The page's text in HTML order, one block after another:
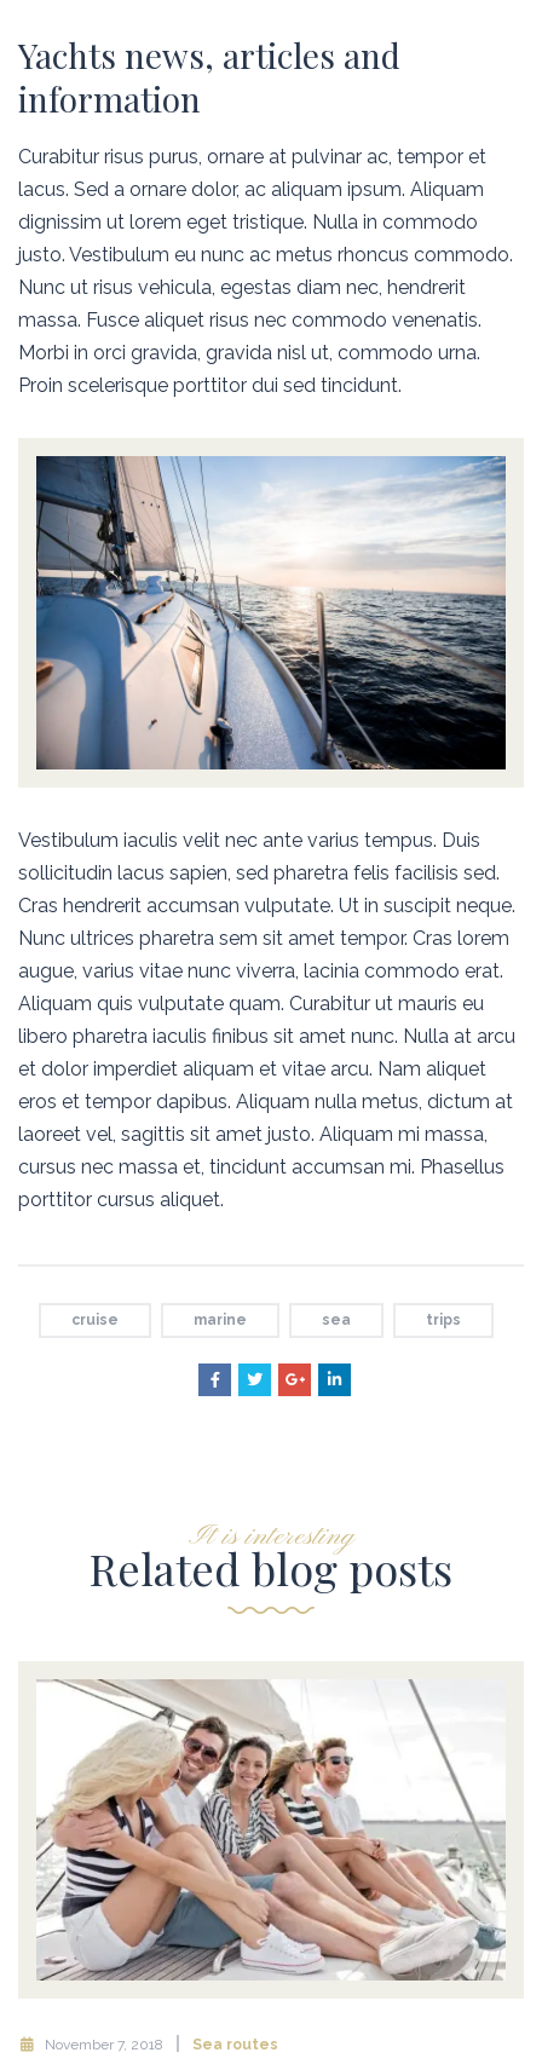
Yachts news, articles and
information
Curabitur risus purus, ornare at pulvinar ac, tempor et
lacus. Sed a ornare dolor, ac aliquam ipsum. Aliquam
dignissim ut lorem eget tristique. Nulla in commodo
justo. Vestibulum eu nunc ac metus rhoncus commodo.
Nunc ut risus vehicula, egestas diam nec, hendrerit
massa. Fusce aliquet risus nec commodo venenatis.
Morbi in orci gravida, gravida nisl ut, commodo urna.
Proin scelerisque porttitor dui sed tincidunt.
Vestibulum iaculis velit nec ante varius tempus. Duis
sollicitudin lacus sapien, sed pharetra felis facilisis sed.
Cras hendrerit accumsan vulputate. Ut in suscipit neque.
Nunc ultrices pharetra sem sit amet tempor. Cras lorem
augue, varius vitae nunc viverra, lacinia commodo erat.
Aliquam quis vulputate quam. Curabitur ut mauris eu
libero pharetra iaculis finibus sit amet nunc. Nulla at arcu
et dolor imperdiet aliquam et vitae arcu. Nam aliquet
eros et tempor dapibus. Aliquam nulla metus, dictum at
laoreet vel, sagittis sit amet justo. Aliquam mi massa,
cursus nec massa et, tincidunt accumsan mi. Phasellus
porttitor cursus aliquet.
cruise marine sea trips
It is interesting
Related blog posts
November 7, 2018 Sea routes